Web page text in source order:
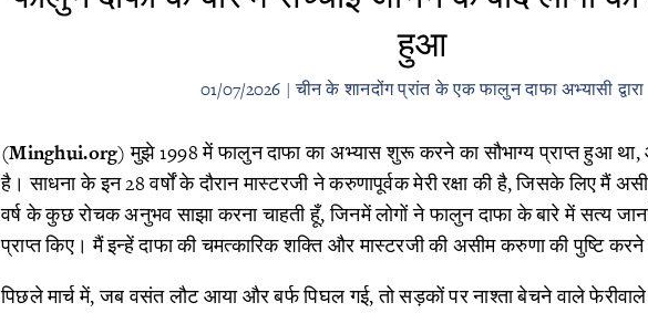
हुआ
01/07/2026 | चीन के शानदोंग प्रांत के एक फालुन दाफा अभ्यासी द्वारा
(Minghui.org) मुझे 1998 में फालुन दाफा का अभ्यास शुरू करने का सौभाग्य प्राप्त हुआ
है। साधना के इन 28 वर्षों के दौरान मास्टरजी ने करुणापूर्वक मेरी रक्षा की है, जिसके लिए मैं
वर्ष के कुछ रोचक अनुभव साझा करना चाहती हूँ, जिनमें लोगों ने फालुन दाफा के बारे में सत्य
प्राप्त किए। मैं इन्हें दाफा की चमत्कारिक शक्ति और मास्टरजी की असीम करुणा की पुष्टि
पिछले मार्च में, जब वसंत लौट आया और बर्फ पिघल गई, तो सड़कों पर नाश्ता बेचने वाले